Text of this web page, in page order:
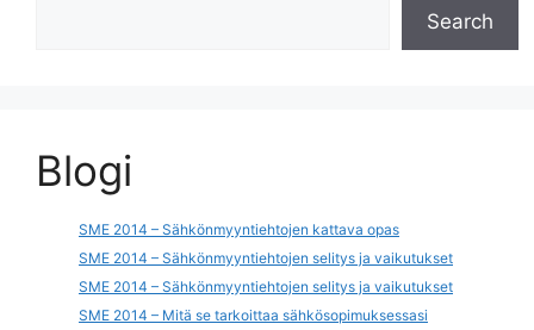
Search
Blogi
SME 2014 – Sähkönmyyntiehtojen kattava opas
SME 2014 – Sähkönmyyntiehtojen selitys ja vaikutukset
SME 2014 – Sähkönmyyntiehtojen selitys ja vaikutukset
SME 2014 – Mitä se tarkoittaa sähkösopimuksessasi